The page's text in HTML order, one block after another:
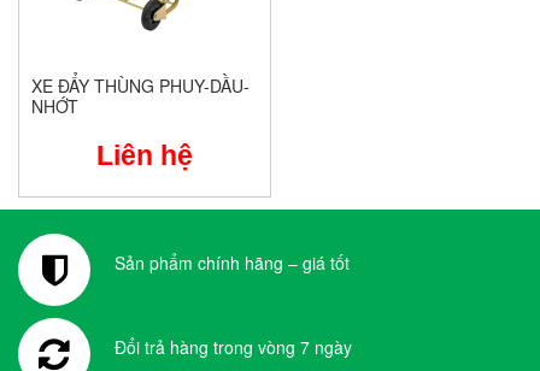
XE ĐẨY THÙNG PHUY-DẦU-
NHỚT
Liên hệ
Sản phẩm chính hãng – giá tốt
Đổi trả hàng trong vòng 7 ngày